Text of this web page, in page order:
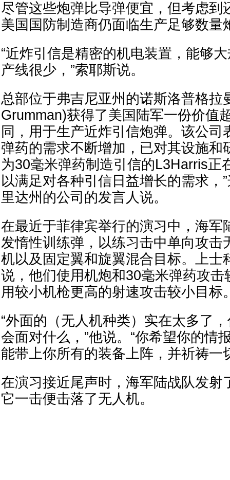
尽管这些炮弹比导弹便宜，但考虑到
美国国防制造商仍面临生产足够数量
“近炸引信是精密的机电装置，能够
产线很少，”索耶斯说。
总部位于弗吉尼亚州的诺斯洛普格拉
Grumman)获得了美国陆军一份价值
同，用于生产近炸引信炮弹。该公司
弹药的需求不断增加，已对其设施和
为30毫米弹药制造引信的L3Harris正
以满足对各种引信日益增长的需求，
里达州的公司的发言人说。
在最近于菲律宾举行的演习中，海军
发惰性训练弹，以练习击中单向攻击
机以及固定翼和旋翼混合目标。上士
说，他们使用机炮和30毫米弹药攻击
用较小机枪更高的射速攻击较小目标
“外面的（无人机种类）实在太多了
会面对什么，”他说。“你希望你的情
能带上你所有的装备上阵，并祈祷一
在演习接近尾声时，海军陆战队发射
它一击便击落了无人机。